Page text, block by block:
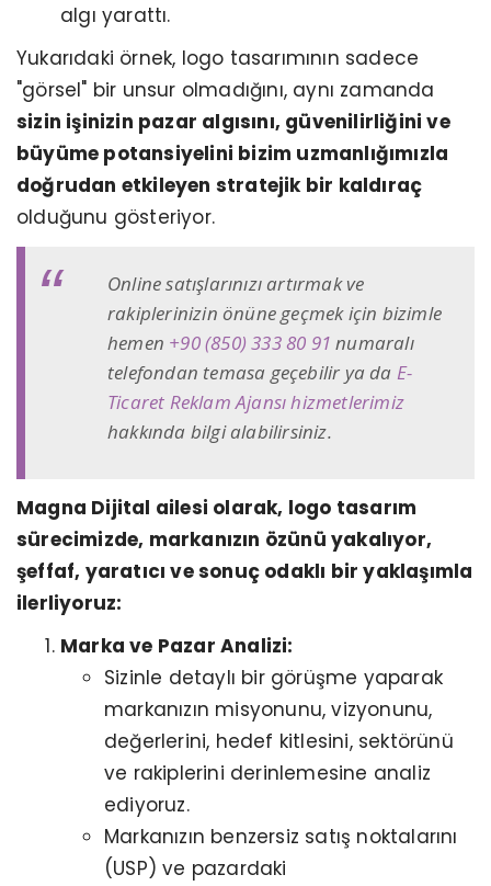
algı yarattı.
Yukarıdaki örnek, logo tasarımının sadece
"görsel" bir unsur olmadığını, aynı zamanda
sizin işinizin pazar algısını, güvenilirliğini ve
büyüme potansiyelini bizim uzmanlığımızla
doğrudan etkileyen stratejik bir kaldıraç
olduğunu gösteriyor.
Online satışlarınızı artırmak ve
rakiplerinizin önüne geçmek için bizimle
hemen +90 (850) 333 80 91 numaralı
telefondan temasa geçebilir ya da E-
Ticaret Reklam Ajansı hizmetlerimiz
hakkında bilgi alabilirsiniz.
Magna Dijital ailesi olarak, logo tasarım
sürecimizde, markanızın özünü yakalıyor,
şeffaf, yaratıcı ve sonuç odaklı bir yaklaşımla
ilerliyoruz:
Marka ve Pazar Analizi:
Sizinle detaylı bir görüşme yaparak
markanızın misyonunu, vizyonunu,
değerlerini, hedef kitlesini, sektörünü
ve rakiplerini derinlemesine analiz
ediyoruz.
Markanızın benzersiz satış noktalarını
(USP) ve pazardaki